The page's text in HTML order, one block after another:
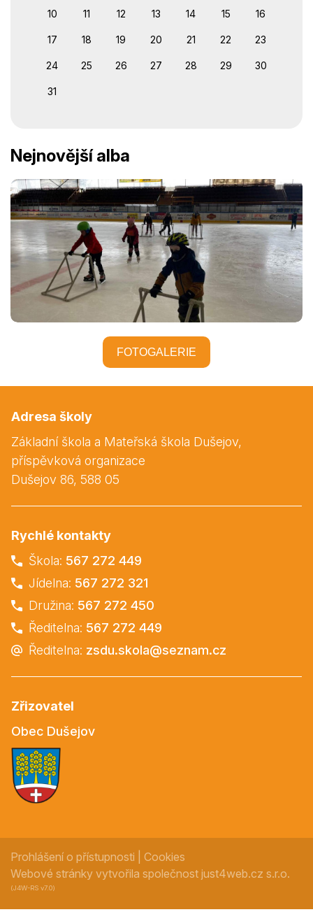
10 11 12 13 14 15 16
17 18 19 20 21 22 23
24 25 26 27 28 29 30
31
Nejnovější alba
FOTOGALERIE
Adresa školy
Základní škola a Mateřská škola Dušejov,
příspěvková organizace
Dušejov 86, 588 05
Rychlé kontakty
Škola: 567 272 449
Jídelna: 567 272 321
Družina: 567 272 450
Ředitelna: 567 272 449
Ředitelna: zsdu.skola@seznam.cz
Zřizovatel
Obec Dušejov
Prohlášení o přístupnosti
Cookies
Webové stránky vytvořila společnost just4web.cz s.r.o.
(J4W-RS v7.0)